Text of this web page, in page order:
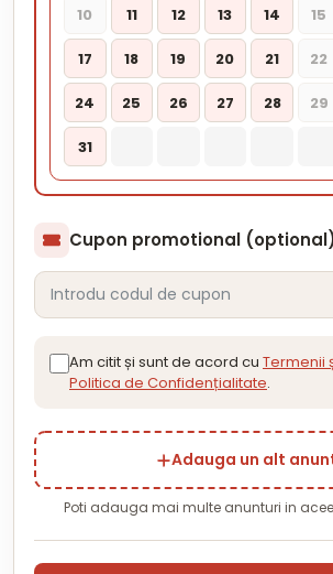
10 11 12 13 14 15
17 18 19 20 21 22
24 25 26 27 28 29
31
Cupon promotional (optional)
Am citit și sunt de acord cu Termenii
Politica de Confidențialitate.
Adauga un alt
Poti adauga mai multe anunturi in